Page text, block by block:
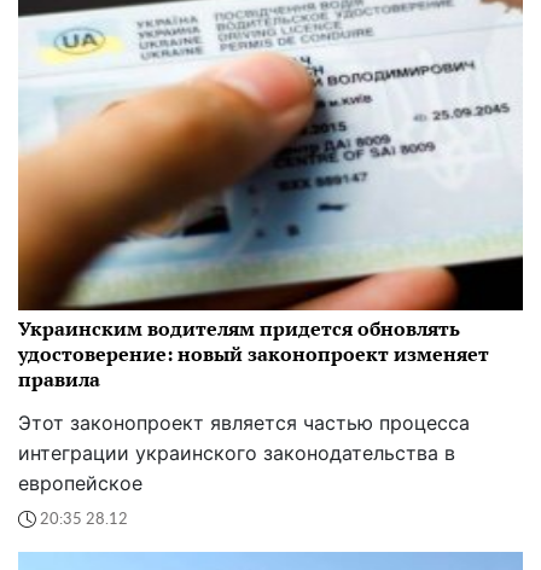
Украинским водителям придется обновлять
удостоверение: новый законопроект изменяет
правила
Этот законопроект является частью процесса
интеграции украинского законодательства в
европейское
20:35 28.12